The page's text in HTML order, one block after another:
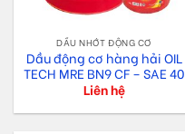
DẦU NHỚT ĐỘNG CƠ
Dầu động cơ hàng hải OIL
TECH MRE BN9 CF – SAE 40
Liên hệ